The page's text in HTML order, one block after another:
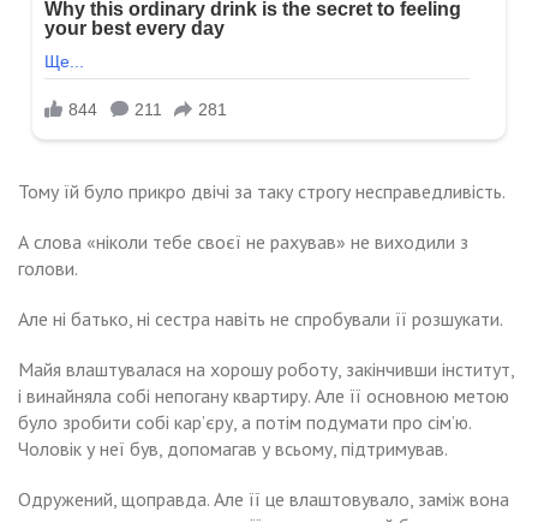
Тому їй було прикро двічі за таку строгу несправедливість.
А слова «ніколи тебе своєї не рахував» не виходили з
голови.
Але ні батько, ні сестра навіть не спробували її розшукати.
Майя влаштувалася на хорошу роботу, закінчивши інститут,
і винайняла собі непогану квартиру. Але її основною метою
було зробити собі кар’єру, а потім подумати про сім’ю.
Чоловік у неї був, допомагав у всьому, підтримував.
Одружений, щоправда. Але її це влаштовувало, заміж вона